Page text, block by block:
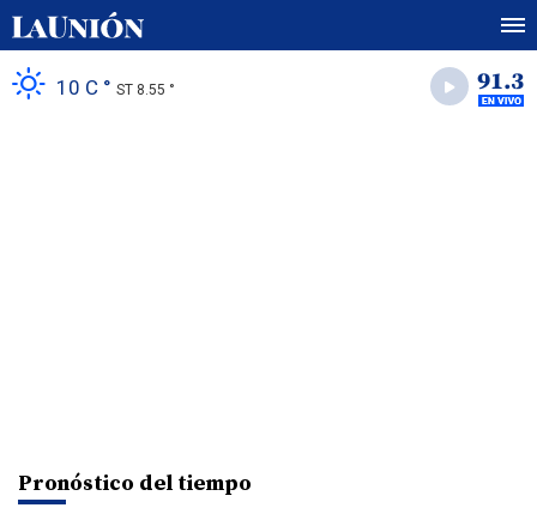
10 C ° ST 8.55 °
Pronóstico del tiempo